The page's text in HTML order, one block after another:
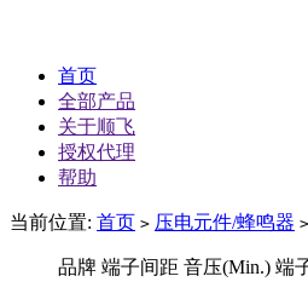
首页
全部产品
关于顺飞
授权代理
帮助
当前位置: 首页 > 压电元件/蜂鸣器 >
品牌 端子间距 音压(Min.) 端